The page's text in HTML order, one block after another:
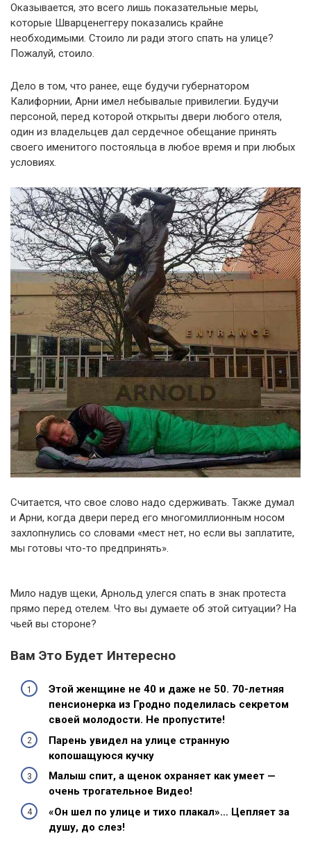
Оказывается, это всего лишь показательные меры,
которые Шварценеггеру показались крайне
необходимыми. Стоило ли ради этого спать на улице?
Пожалуй, стоило.
Дело в том, что ранее, еще будучи губернатором
Калифорнии, Арни имел небывалые привилегии. Будучи
персоной, перед которой открыты двери любого отеля,
один из владельцев дал сердечное обещание принять
своего именитого постояльца в любое время и при любых
условиях.
Считается, что свое слово надо сдерживать. Также думал
и Арни, когда двери перед его многомиллионным носом
захлопнулись со словами «мест нет, но если вы заплатите,
мы готовы что-то предпринять».
Мило надув щеки, Арнольд улегся спать в знак протеста
прямо перед отелем. Что вы думаете об этой ситуации? На
чьей вы стороне?
Вам Это Будет Интересно
Этой женщине не 40 и даже не 50. 70-летняя
пенсионерка из Гродно поделилась секретом
своей молодости. Не пропустите!
Парень увидел на улице странную
копошащуюся кучку
Малыш спит, а щенок охраняет как умеет —
очень трогательное Видео!
«Он шел по улице и тихо плакал»… Цепляет за
душу, до слез!